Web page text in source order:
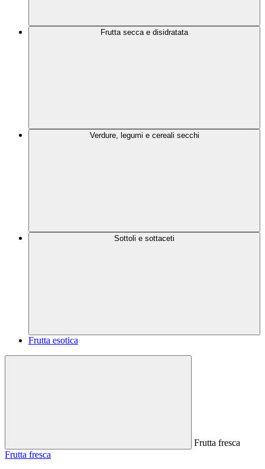
Frutta secca e disidratata
Verdure, legumi e cereali secchi
Sottoli e sottaceti
Frutta esotica
Frutta fresca
Frutta fresca